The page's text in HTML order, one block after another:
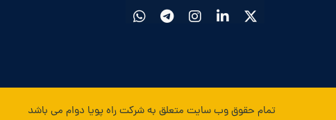
تمام حقوق وب سایت متعلق به شرکت راه پویا دوام می باشد